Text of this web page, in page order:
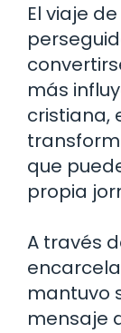
El viaje
más
cristiana,
que
propia
A través
mantuvo
mensaje